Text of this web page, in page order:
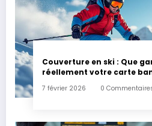
Couverture en ski : Que
réellement votre carte
7 février 2026 0